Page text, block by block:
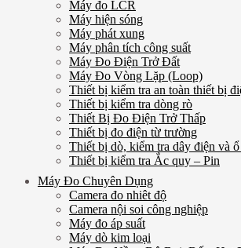
Máy đo LCR
Máy hiện sóng
Máy phát xung
Máy phân tích công suất
Máy Đo Điện Trở Đất
Máy Đo Vòng Lặp (Loop)
Thiết bị kiểm tra an toàn thiết bị
Thiết bị kiểm tra dòng rò
Thiết Bị Đo Điện Trở Thấp
Thiết bị đo điện từ trường
Thiết bị dò, kiểm tra dây điện và
Thiết bị kiểm tra Ắc quy – Pin
Máy Đo Chuyên Dụng
Camera đo nhiêt độ
Camera nội soi công nghiệp
Máy đo áp suất
Máy dò kim loại